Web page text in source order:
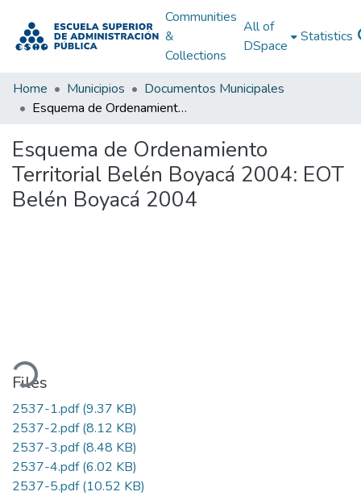
Communities
&
Collections
All of
DSpace
Statistics
Home Municipios
Documentos Municipales
Esquema de Ordenamiento Territorial Belén Boyacá 2004: EOT Belén Boyacá 2004
Esquema de Ordenamiento
Territorial Belén Boyacá 2004: EOT
Belén Boyacá 2004
Files
2537-1.pdf(9.37 KB)
2537-2.pdf(8.12 KB)
2537-3.pdf(8.48 KB)
2537-4.pdf(6.02 KB)
2537-5.pdf(10.52 KB)